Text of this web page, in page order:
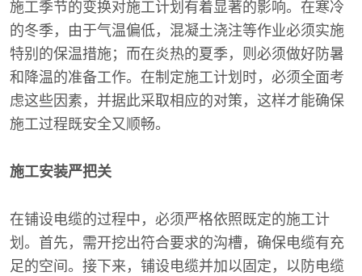
施工季节的变换对施工计划有着显著的影响。在寒冷
的冬季，由于气温偏低，混凝土浇注等作业必须实施
特别的保温措施；而在炎热的夏季，则必须做好防暑
和降温的准备工作。在制定施工计划时，必须全面考
虑这些因素，并据此采取相应的对策，这样才能确保
施工过程既安全又顺畅。
施工安装严把关
在铺设电缆的过程中，必须严格依照既定的施工计
划。首先，需开挖出符合要求的沟槽，确保电缆有充
足的空间。接下来，铺设电缆并加以固定，以防电缆